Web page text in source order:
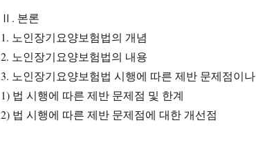
Ⅱ. 본론
1. 노인장기요양보험법의 개념
2. 노인장기요양보험법의 내용
3. 노인장기요양보험법 시행에 따른 제반 문제점이
1) 법 시행에 따른 제반 문제점 및 한계
2) 법 시행에 따른 제반 문제점에 대한 개선점